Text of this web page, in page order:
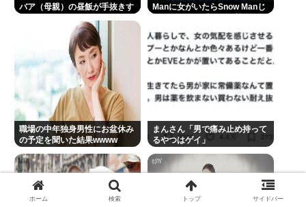
バア（母親）の昼飯が手抜きす
Manに女がいたらSnow Manじ
職場の中年独身男性にお盆休み
の予定を聞いた結果wwww
まんさん「男で痛み止め持って
るやつはゲイ」
ホーム 検索 トップ サイドバー